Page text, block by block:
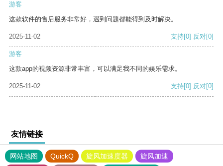
游客
这款软件的售后服务非常好，遇到问题都能得到及时解决。
2025-11-02 支持[0] 反对[0]
游客
这款app的视频资源非常丰富，可以满足我不同的娱乐需求。
2025-11-02 支持[0] 反对[0]
友情链接
网站地图 QuickQ 旋风加速度器
旋风加速